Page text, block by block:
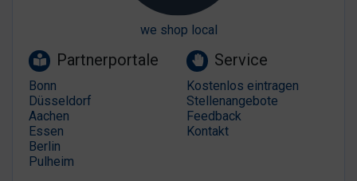
we shop local
Partnerportale
Bonn
Düsseldorf
Aachen
Essen
Berlin
Pulheim
Service
Kostenlos eintragen
Stellenangebote
Feedback
Kontakt